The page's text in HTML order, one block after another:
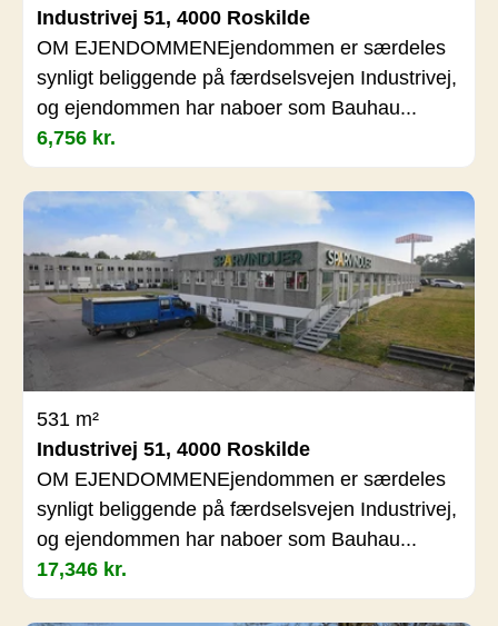
Industrivej 51, 4000 Roskilde
OM EJENDOMMENEjendommen er særdeles
synligt beliggende på færdselsvejen Industrivej,
og ejendommen har naboer som Bauhau...
6,756 kr.
531 m²
Industrivej 51, 4000 Roskilde
OM EJENDOMMENEjendommen er særdeles
synligt beliggende på færdselsvejen Industrivej,
og ejendommen har naboer som Bauhau...
17,346 kr.